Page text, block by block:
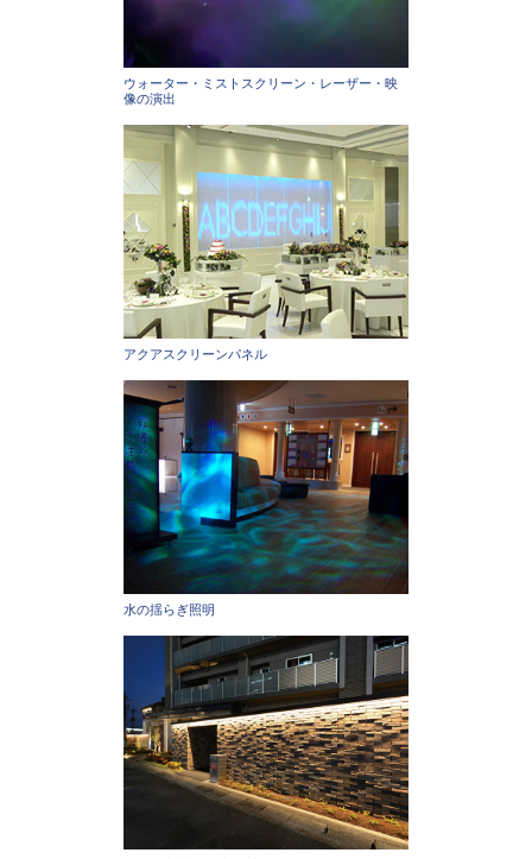
ウォーター・ミストスクリーン・レーザー・映
像の演出
アクアスクリーンパネル
水の揺らぎ照明